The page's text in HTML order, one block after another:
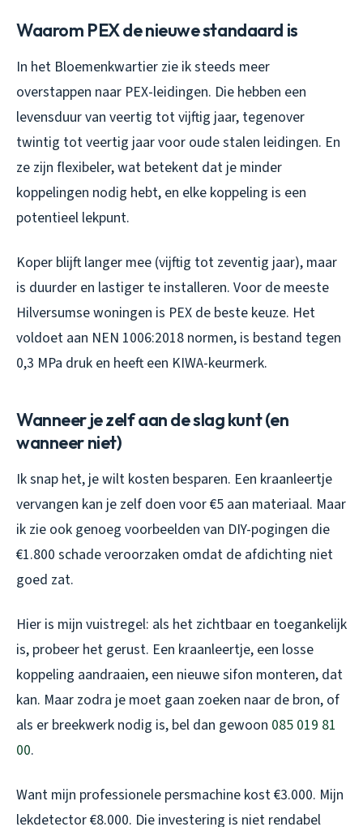
Waarom PEX de nieuwe standaard is
In het Bloemenkwartier zie ik steeds meer
overstappen naar PEX-leidingen. Die hebben een
levensduur van veertig tot vijftig jaar, tegenover
twintig tot veertig jaar voor oude stalen leidingen. En
ze zijn flexibeler, wat betekent dat je minder
koppelingen nodig hebt, en elke koppeling is een
potentieel lekpunt.
Koper blijft langer mee (vijftig tot zeventig jaar), maar
is duurder en lastiger te installeren. Voor de meeste
Hilversumse woningen is PEX de beste keuze. Het
voldoet aan NEN 1006:2018 normen, is bestand tegen
0,3 MPa druk en heeft een KIWA-keurmerk.
Wanneer je zelf aan de slag kunt (en
wanneer niet)
Ik snap het, je wilt kosten besparen. Een kraanleertje
vervangen kan je zelf doen voor €5 aan materiaal. Maar
ik zie ook genoeg voorbeelden van DIY-pogingen die
€1.800 schade veroorzaken omdat de afdichting niet
goed zat.
Hier is mijn vuistregel: als het zichtbaar en toegankelijk
is, probeer het gerust. Een kraanleertje, een losse
koppeling aandraaien, een nieuwe sifon monteren, dat
kan. Maar zodra je moet gaan zoeken naar de bron, of
als er breekwerk nodig is, bel dan gewoon 085 019 81
00.
Want mijn professionele persmachine kost €3.000. Mijn
lekdetector €8.000. Die investering is niet rendabel